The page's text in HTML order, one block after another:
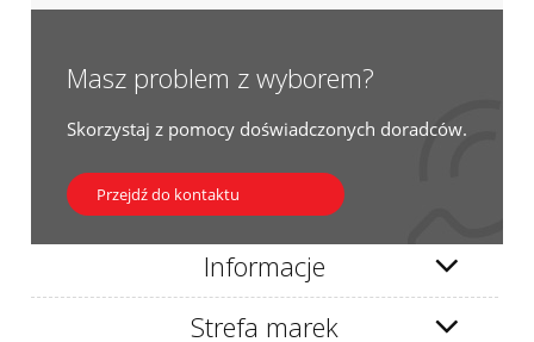
Masz problem z wyborem?
Skorzystaj z pomocy doświadczonych doradców.
Przejdź do kontaktu
Informacje
Strefa marek